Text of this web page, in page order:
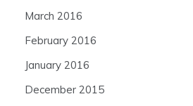
March 2016
February 2016
January 2016
December 2015